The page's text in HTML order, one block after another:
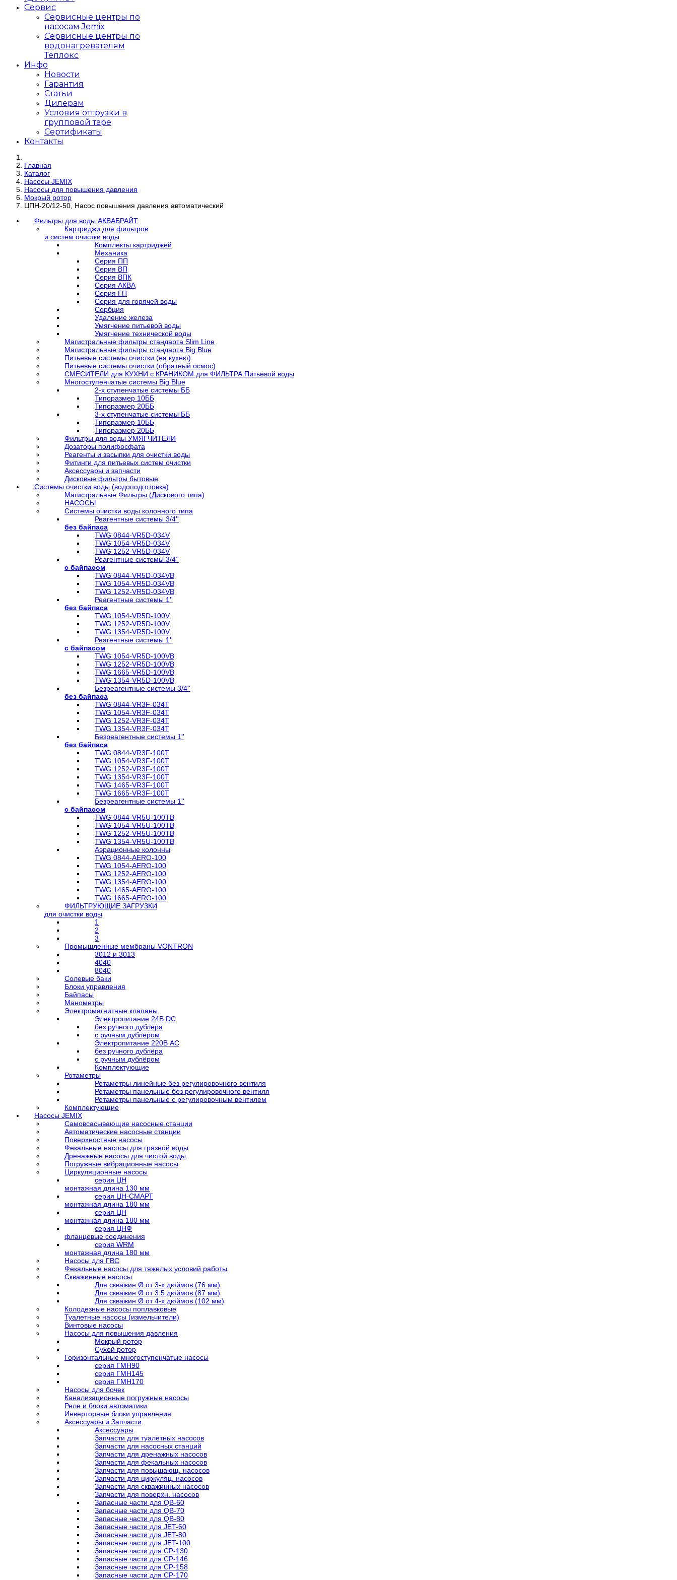
Сервис
Сервисные центры по
насосам Jemix
Сервисные центры по
водонагревателям
Теплокс
Инфо
Новости
Гарантия
Статьи
Дилерам
Условия отгрузки в
групповой таре
Сертификаты
Контакты
Главная
Каталог
Насосы JEMIX
Насосы для повышения давления
Мокрый ротор
ЦПН-20/12-50, Насос повышения давления автоматический
Фильтры для воды АКВАБРАЙТ
Картриджи для фильтров
и систем очистки воды
Комплекты картриджей
Механика
Серия ПП
Серия ВП
Серия ВПК
Серия АКВА
Серия ГП
Серия для горячей воды
Сорбция
Удаление железа
Умягчение питьевой воды
Умягчение технической воды
Магистральные фильтры стандарта Slim Line
Магистральные фильтры стандарта Big Blue
Питьевые системы очистки (на кухню)
Питьевые системы очистки (обратный осмос)
СМЕСИТЕЛИ для КУХНИ с КРАНИКОМ для ФИЛЬТРА Питьевой воды
Многоступенчатые системы Big Blue
2-х ступенчатые системы ББ
Типоразмер 10ББ
Типоразмер 20ББ
3-х ступенчатые системы ББ
Типоразмер 10ББ
Типоразмер 20ББ
Фильтры для воды УМЯГЧИТЕЛИ
Дозаторы полифосфата
Реагенты и засыпки для очистки воды
Фитинги для питьевых систем очистки
Аксессуары и запчасти
Дисковые фильтры бытовые
Системы очистки воды (водоподготовка)
Магистральные Фильтры (Дискового типа)
НАСОСЫ
Системы очистки воды колонного типа
Реагентные системы 3/4''
без байпаса
TWG 0844-VR5D-034V
TWG 1054-VR5D-034V
TWG 1252-VR5D-034V
Реагентные системы 3/4''
с байпасом
TWG 0844-VR5D-034VB
TWG 1054-VR5D-034VB
TWG 1252-VR5D-034VB
Реагентные системы 1''
без байпаса
TWG 1054-VR5D-100V
TWG 1252-VR5D-100V
TWG 1354-VR5D-100V
Реагентные системы 1''
с байпасом
TWG 1054-VR5D-100VB
TWG 1252-VR5D-100VB
TWG 1665-VR5D-100VB
TWG 1354-VR5D-100VB
Безреагентные системы 3/4''
без байпаса
TWG 0844-VR3F-034T
TWG 1054-VR3F-034T
TWG 1252-VR3F-034T
TWG 1354-VR3F-034T
Безреагентные системы 1''
без байпаса
TWG 0844-VR3F-100T
TWG 1054-VR3F-100T
TWG 1252-VR3F-100T
TWG 1354-VR3F-100T
TWG 1465-VR3F-100T
TWG 1665-VR3F-100T
Безреагентные системы 1''
с байпасом
TWG 0844-VR5U-100TB
TWG 1054-VR5U-100TB
TWG 1252-VR5U-100TB
TWG 1354-VR5U-100ТB
Аэрационные колонны
TWG 0844-AERO-100
TWG 1054-AERO-100
TWG 1252-AERO-100
TWG 1354-AERO-100
TWG 1465-AERO-100
TWG 1665-AERO-100
ФИЛЬТРУЮЩИЕ ЗАГРУЗКИ
для очистки воды
1
2
3
Промышленные мембраны VONTRON
3012 и 3013
4040
8040
Солевые баки
Блоки управления
Байпасы
Манометры
Электромагнитные клапаны
Электропитание 24В DC
без ручного дублёра
с ручным дублёром
Электропитание 220В AC
без ручного дублёра
с ручным дублёром
Комплектующие
Ротаметры
Ротаметры линейные без регулировочного вентиля
Ротаметры панельные без регулировочного вентиля
Ротаметры панельные с регулировочным вентилем
Комплектующие
Насосы JEMIX
Самовсасывающие насосные станции
Автоматические насосные станции
Поверхностные насосы
Фекальные насосы для грязной воды
Дренажные насосы для чистой воды
Погружные вибрационные насосы
Циркуляционные насосы
серия ЦН
монтажная длина 130 мм
серия ЦН-СМАРТ
монтажная длина 180 мм
серия ЦН
монтажная длина 180 мм
серия ЦНФ
фланцевые соединения
серия WRM
монтажная длина 180 мм
Насосы для ГВС
Фекальные насосы для тяжелых условий работы
Скважинные насосы
Для скважин Ø от 3-х дюймов (76 мм)
Для скважин Ø от 3,5 дюймов (87 мм)
Для скважин Ø от 4-х дюймов (102 мм)
Колодезные насосы поплавковые
Туалетные насосы (измельчители)
Винтовые насосы
Насосы для повышения давления
Мокрый ротор
Сухой ротор
Горизонтальные многоступенчатые насосы
серия ГМН90
серия ГМН145
серия ГМН170
Насосы для бочек
Канализационные погружные насосы
Реле и блоки автоматики
Инверторные блоки управления
Аксессуары и Запчасти
Аксессуары
Запчасти для туалетных насосов
Запчасти для насосных станций
Запчасти для дренажных насосов
Запчасти для фекальных насосов
Запчасти для повышающ. насосов
Запчасти для циркуляц. насосов
Запчасти для скважинных насосов
Запчасти для поверхн. насосов
Запасные части для QB-60
Запасные части для QB-70
Запасные части для QB-80
Запасные части для JET-60
Запасные части для JET-80
Запасные части для JET-100
Запасные части для CP-130
Запасные части для CP-146
Запасные части для CP-158
Запасные части для CP-170